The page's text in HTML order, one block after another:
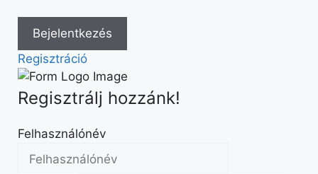
Regisztráció
Regisztrálj hozzánk!
Felhasználónév